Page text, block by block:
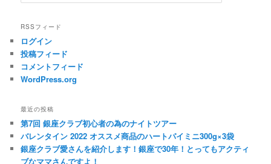
RSSフィード
ログイン
投稿フィード
コメントフィード
WordPress.org
最近の投稿
第7回 銀座クラブ初心者の為のナイトツアー
バレンタイン 2022 オススメ商品のハートパイミニ300g×3袋
銀座クラブ愛さんを紹介します！銀座で30年！とってもアクティ
ブなママさんですよ！